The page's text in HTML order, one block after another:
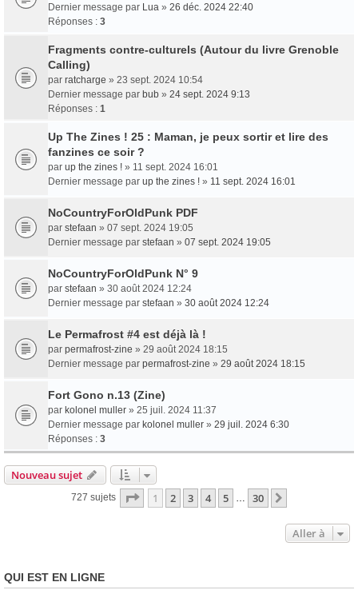
Dernier message par Lua » 26 déc. 2024 22:40
Réponses : 3
Fragments contre-culturels (Autour du livre Grenoble
Calling)
par ratcharge » 23 sept. 2024 10:54
Dernier message par bub » 24 sept. 2024 9:13
Réponses : 1
Up The Zines ! 25 : Maman, je peux sortir et lire des
fanzines ce soir ?
par up the zines ! » 11 sept. 2024 16:01
Dernier message par up the zines ! » 11 sept. 2024 16:01
NoCountryForOldPunk PDF
par stefaan » 07 sept. 2024 19:05
Dernier message par stefaan » 07 sept. 2024 19:05
NoCountryForOldPunk N° 9
par stefaan » 30 août 2024 12:24
Dernier message par stefaan » 30 août 2024 12:24
Le Permafrost #4 est déjà là !
par permafrost-zine » 29 août 2024 18:15
Dernier message par permafrost-zine » 29 août 2024 18:15
Fort Gono n.13 (Zine)
par kolonel muller » 25 juil. 2024 11:37
Dernier message par kolonel muller » 29 juil. 2024 6:30
Réponses : 3
Nouveau sujet
727 sujets Page 1sur30
1 2 3 4 5 … 30
Aller à
QUI EST EN LIGNE